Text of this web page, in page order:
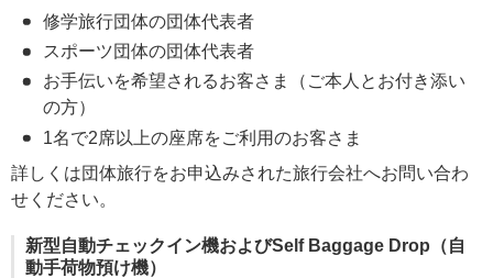
修学旅行団体の団体代表者
スポーツ団体の団体代表者
お手伝いを希望されるお客さま（ご本人とお付き添い
の方）
1名で2席以上の座席をご利用のお客さま
詳しくは団体旅行をお申込みされた旅行会社へお問い合わ
せください。
新型自動チェックイン機およびSelf Baggage Drop（自
動手荷物預け機）